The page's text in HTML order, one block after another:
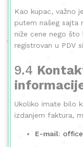
Kao kupac, važno
putem našeg sajta
niže cene nego
registrovan u PDV
9.4
Ukoliko imate bilo
izdanjem faktura,
E-mail: